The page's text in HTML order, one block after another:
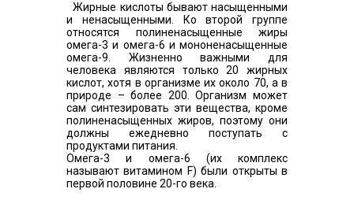
Жирные кислоты бывают насыщенными
и ненасыщенными. Ко второй группе
относятся полиненасыщенные жиры
омега-3 и омега-6 и мононенасыщенные
омега-9. Жизненно важными для
человека являются только 20 жирных
кислот, хотя в организме их около 70, а в
природе – более 200. Организм может
сам синтезировать эти вещества, кроме
полиненасыщенных жиров, поэтому они
должны ежедневно поступать с
продуктами питания.
Омега-3 и омега-6 (их комплекс
называют витамином F) были открыты в
первой половине 20-го века.